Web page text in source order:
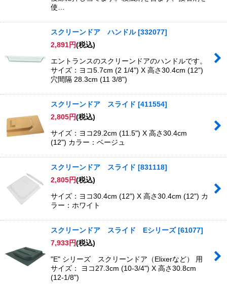
使…
スクリーンドア ハンドル [332077]
2,891円(税込)
エントランスのスクリーンドアのハンドルです。
サイズ：ヨコ5.7cm (2 1/4") X 高さ30.4cm (12")
穴間隔 28.3cm (11 3/8")
スクリーンドア スライド [411554]
2,805円(税込)
サイズ：ヨコ29.2cm (11.5") X 高さ30.4cm
(12") カラー：ベージュ
スクリーンドア スライド [831118]
2,805円(税込)
サイズ：ヨコ30.4cm (12") X 高さ30.4cm (12") カ
ラー：ホワイト
スクリーンドア スライド Eシリーズ [61077]
7,933円(税込)
"E" シリーズ スクリーンドア（Elixerなど） 用
サイズ： ヨコ27.3cm (10-3/4") X 高さ30.8cm
(12-1/8")